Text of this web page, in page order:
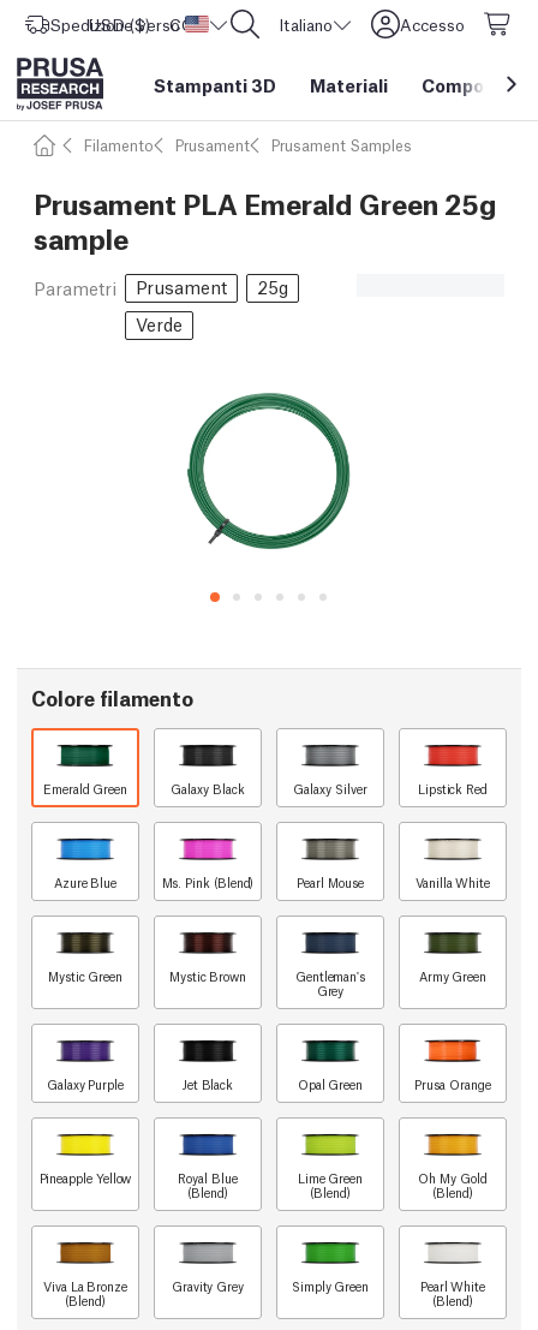
Spedizione verso Stati Uniti d'America
USD ($) CORE One L: Ora disponibile! Italiano Accesso
Stampanti 3D Materiali Componenti
Filamento Prusament Prusament Samples
Prusament PLA Emerald Green 25g
sample
Parametri Prusament
25g
Verde
Colore filamento
Emerald Green Galaxy Black Galaxy Silver Lipstick Red
Azure Blue Ms. Pink (Blend) Pearl Mouse Vanilla White
Mystic Green Mystic Brown
Gentleman's
Grey
Army Green
Galaxy Purple Jet Black Opal Green Prusa Orange
Pineapple Yellow
Royal Blue
(Blend)
Lime Green
(Blend)
Oh My Gold
(Blend)
Viva La Bronze
(Blend)
Gravity Grey Simply Green
Pearl White
(Blend)